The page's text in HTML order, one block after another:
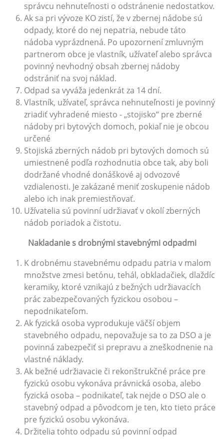
správcu nehnuteľnosti o odstránenie nedostatkov.
Ak sa pri vývoze KO zistí, že v zbernej nádobe sú
odpady, ktoré do nej nepatria, nebude táto
nádoba vyprázdnená. Po upozornení zmluvným
partnerom obce je vlastník, užívateľ alebo správca
povinný nevhodný obsah zbernej nádoby
odstrániť na svoj náklad.
Odpad sa vyváža jedenkrát za 14 dní.
Vlastník, užívateľ, správca nehnuteľnosti je povinný
zriadiť vyhradené miesto - „stojisko“ pre zberné
nádoby pri bytových domoch, pokiaľ nie je obcou
určené
Stojiská zberných nádob pri bytových domoch sú
umiestnené podľa rozhodnutia obce tak, aby boli
dodržané vhodné donáškové aj odvozové
vzdialenosti. Je zakázané meniť zoskupenie nádob
alebo ich inak premiestňovať.
Užívatelia sú povinní udržiavať v okolí zberných
nádob poriadok a čistotu.
Nakladanie s drobnými stavebnými odpadmi
K drobnému stavebnému odpadu patria v malom
množstve zmesi betónu, tehál, obkladačiek, dlaždíc
keramiky, ktoré vznikajú z bežných udržiavacích
prác zabezpečovaných fyzickou osobou –
nepodnikateľom.
Ak fyzická osoba vyprodukuje väčší objem
stavebného odpadu, nepovažuje sa to za DSO a je
povinná zabezpečiť si prepravu a zneškodnenie na
vlastné náklady.
Ak bežné udržiavacie či rekonštrukčné práce pre
fyzickú osobu vykonáva právnická osoba, alebo
fyzická osoba – podnikateľ, tak nejde o DSO ale o
stavebný odpad a pôvodcom je ten, kto tieto práce
pre fyzickú osobu vykonáva.
Držitelia tohto odpadu sú povinní odpad